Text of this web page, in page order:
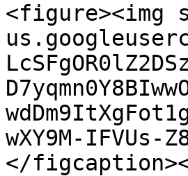
wXY9M-
</